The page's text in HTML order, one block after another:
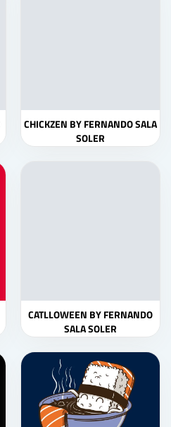
CHICKZEN BY FERNANDO SALA
SOLER
CATLLOWEEN BY FERNANDO
SALA SOLER